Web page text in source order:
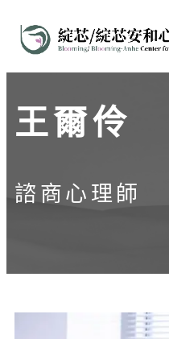
王爾伶
諮商心理師